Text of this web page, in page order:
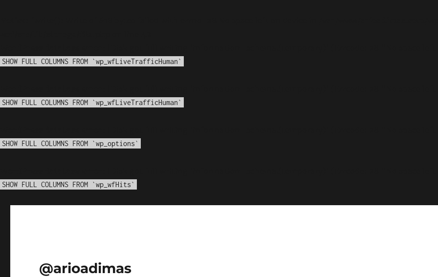
SHOW FULL COLUMNS FROM `wp_wfLiveTrafficHuman`
SHOW FULL COLUMNS FROM `wp_wfLiveTrafficHuman`
SHOW FULL COLUMNS FROM `wp_options`
SHOW FULL COLUMNS FROM `wp_wfHits`
@arioadimas